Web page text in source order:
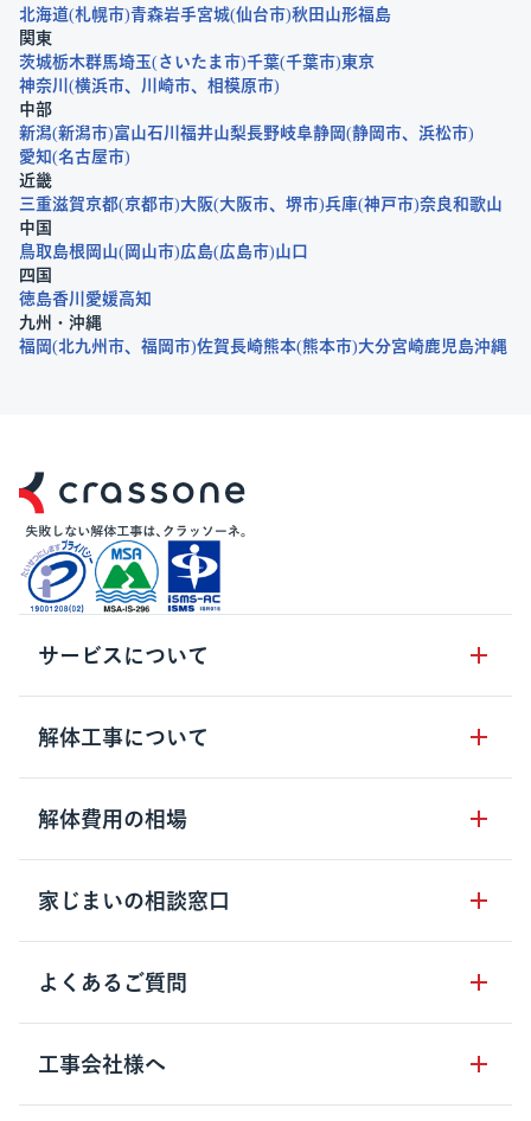
北海道 札幌市 青森岩手宮城 仙台市 秋田 山形福島
関東
茨城栃木群馬埼玉 さいたま市 千葉 千葉市 東京
神奈川
横浜市 川崎市
相模原市
中部
新潟 新潟市 富山石川 福井山梨長野岐阜静岡 静岡市
浜松市
愛知 名古屋市
近畿
三重滋賀京都 京都市 大阪 大阪市 堺市 兵庫 神戸市 奈良和歌山
中国
鳥取 島根 岡山 岡山市 広島 広島市 山口
四国
徳島香川 愛媛高知
九州・沖縄
福岡 北九州市 福岡市 佐賀長崎熊本 熊本市 大分宮崎鹿児島沖縄
サービスについて
サービスの流れ
サービスのメリット
クラッソーネの自治体連携
お客さまの声
空き家の処分を検討のお客様へ
解体工事について
解体工事の基礎知識
解体工事に関わる法律
用語集
解体費用の相場
木造住宅の相場
鉄骨造住宅の相場
RC造住宅の相場
家じまいの相談窓口
家じまいの相談窓口
よくあるご質問
クラッソーネの利用方法
工事の進め方
工事会社様へ